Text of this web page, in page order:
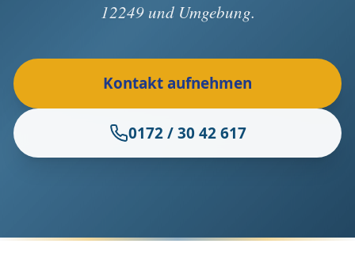
12249 und Umgebung.
Kontakt aufnehmen
0172 / 30 42 617